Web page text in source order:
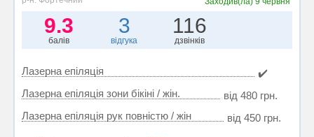
9.3
балів
3
відгука
116
дзвінків
Лазерна епіляція
✔️
Лазерна епіляція зони бікіні / жін.
від 480 грн.
Лазерна епіляція рук повністю / жін
від 450 грн.